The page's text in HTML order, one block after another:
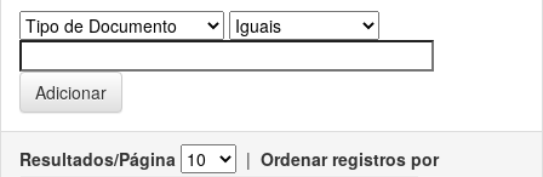
Resultados/Página | Ordenar registros por